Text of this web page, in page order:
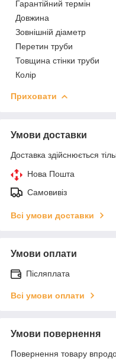
Гарантійний термін
Довжина
Зовнішній діаметр
Перетин труби
Товщина стінки труби
Колір
Приховати
Умови доставки
Доставка здійснюється
Нова Пошта
Самовивіз
Всі умови доставки
Умови оплати
Післяплата
Всі умови оплати
Умови повернення
Повернення товару